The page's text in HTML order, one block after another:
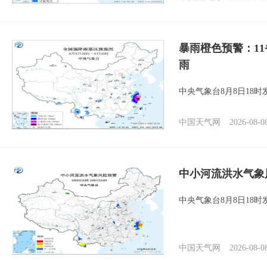
暴雨橙色预警：
雨
中央气象台8月8日18时
中国天气网 2026-08-
中小河流洪水气
中央气象台8月8日18时
中国天气网 2026-08-